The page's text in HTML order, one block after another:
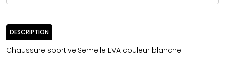
DESCRIPTION
Chaussure sportive.Semelle EVA couleur blanche.